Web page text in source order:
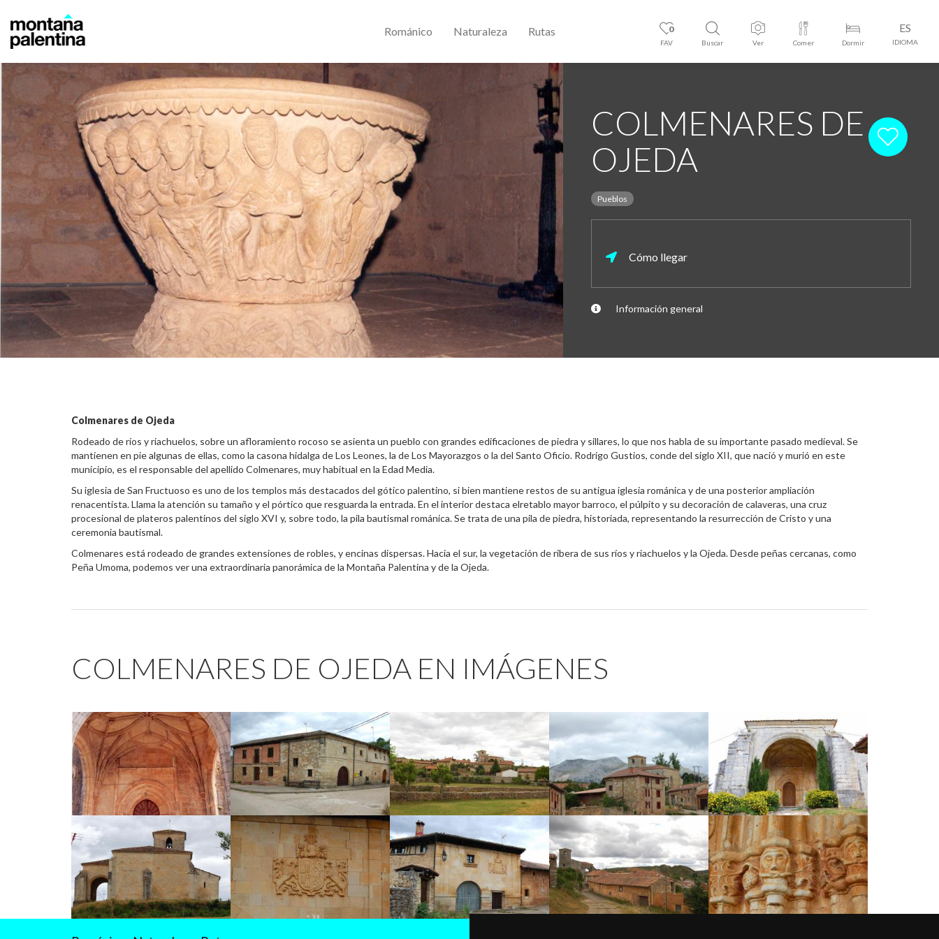
0
FAV Buscar Ver Comer Dormir
ES
IDIOMA
Románico Naturaleza Rutas
COLMENARES DE
OJEDA
Pueblos
Cómo llegar
Información general
Colmenares de Ojeda
Rodeado de ríos y riachuelos, sobre un afloramiento rocoso se asienta un pueblo con grandes edificaciones de piedra y sillares, lo que nos habla de su importante pasado medieval. Se
mantienen en pie algunas de ellas, como la casona hidalga de Los Leones, la de Los Mayorazgos o la del Santo Oficio. Rodrigo Gustios, conde del siglo XII, que nació y murió en este
municipio, es el responsable del apellido Colmenares, muy habitual en la Edad Media.
Su iglesia de San Fructuoso es uno de los templos más destacados del gótico palentino, si bien mantiene restos de su antigua iglesia románica y de una posterior ampliación
renacentista. Llama la atención su tamaño y el pórtico que resguarda la entrada. En el interior destaca elretablo mayor barroco, el púlpito y su decoración de calaveras, una cruz
procesional de plateros palentinos del siglo XVI y, sobre todo, la pila bautismal románica. Se trata de una pila de piedra, historiada, representando la resurrección de Cristo y una
ceremonia bautismal.
Colmenares está rodeado de grandes extensiones de robles, y encinas dispersas. Hacia el sur, la vegetación de ribera de sus ríos y riachuelos y la Ojeda. Desde peñas cercanas, como
Peña Umoma, podemos ver una extraordinaria panorámica de la Montaña Palentina y de la Ojeda.
COLMENARES DE OJEDA EN IMÁGENES